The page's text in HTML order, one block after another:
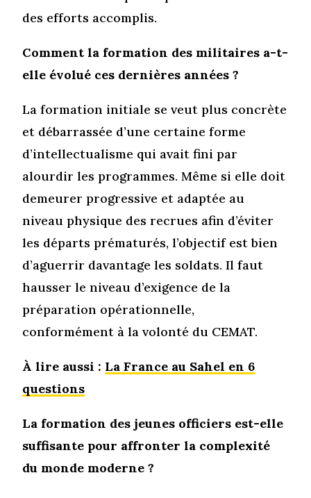
des efforts accomplis.
Comment la formation des militaires a-t-
elle évolué ces dernières années ?
La formation initiale se veut plus concrète
et débarrassée d’une certaine forme
d’intellectualisme qui avait fini par
alourdir les programmes. Même si elle doit
demeurer progressive et adaptée au
niveau physique des recrues afin d’éviter
les départs prématurés, l’objectif est bien
d’aguerrir davantage les soldats. Il faut
hausser le niveau d’exigence de la
préparation opérationnelle,
conformément à la volonté du CEMAT.
À lire aussi : La France au Sahel en 6
questions
La formation des jeunes officiers est-elle
suffisante pour affronter la complexité
du monde moderne ?